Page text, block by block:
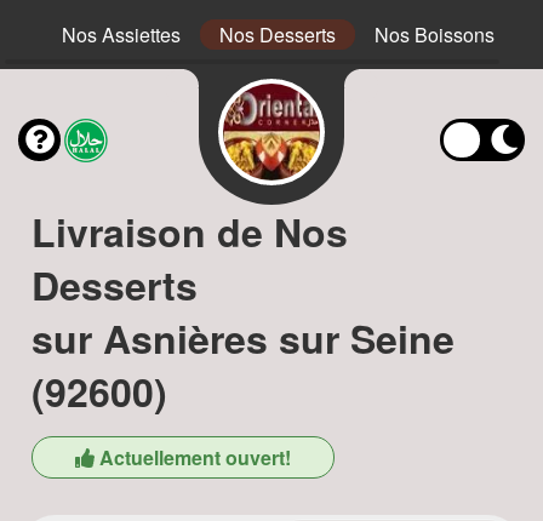
Nos Assiettes Nos Desserts Nos Boissons
Livraison de Nos
Desserts
sur Asnières sur Seine
(92600)
Actuellement ouvert!